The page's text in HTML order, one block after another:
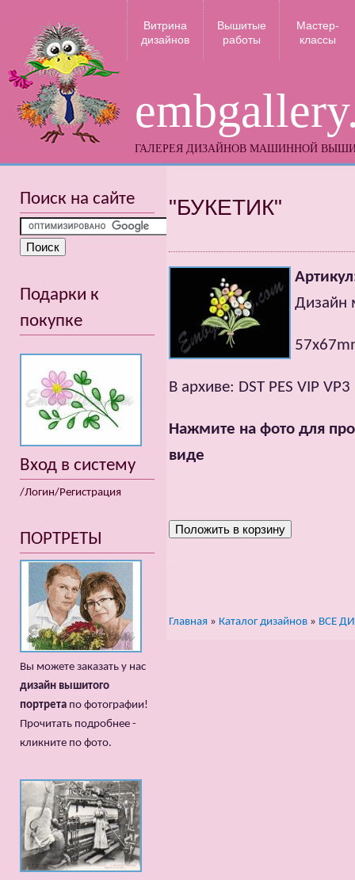
ГАЛЕРЕЯ ДИЗАЙНОВ МАШИННОЙ
Витрина
дизайнов
Вышитые
работы
Мастер-
классы
"БУКЕТИК"
Дизайн
В архиве: DST PES VIP VP3
Нажмите на фото для
виде
Главная » Каталог дизайнов » ВСЕ
Поиск на сайте
Подарки к
покупке
Вход в систему
/Логин/Регистрация
ПОРТРЕТЫ
Вы можете заказать у нас
дизайн вышитого
портрета по фотографии!
Прочитать подробнее -
кликните по фото.